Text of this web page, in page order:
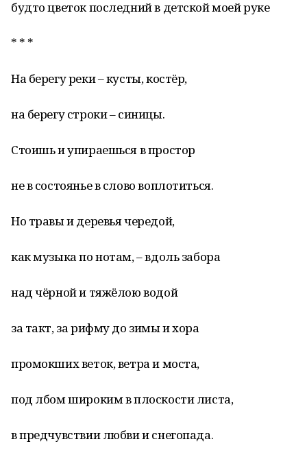
будто цветок последний в детской моей руке
* * *
На берегу реки – кусты, костёр,
на берегу строки – синицы.
Стоишь и упираешься в простор
не в состоянье в слово воплотиться.
Но травы и деревья чередой,
как музыка по нотам, – вдоль забора
над чёрной и тяжёлою водой
за такт, за рифму до зимы и хора
промокших веток, ветра и моста,
под лбом широким в плоскости листа,
в предчувствии любви и снегопада.